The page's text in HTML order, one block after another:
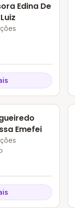
Edina De
Emefei